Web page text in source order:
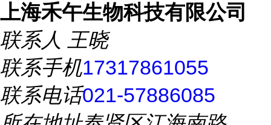
上海禾午生物科技有限公司
联系人 王晓
联系手机17317861055
联系电话021-57886085